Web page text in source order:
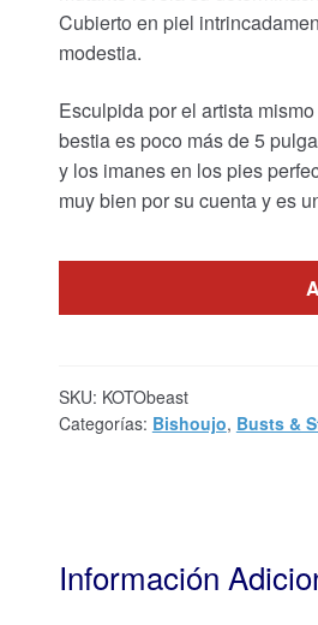
Cubierto en piel
modestia.
Esculpida por el artista
bestia es poco más de 5
y los imanes en los pies
muy bien por su cuenta y es
SKU: KOTObeast
Categorías: Bishoujo, Busts &
Información